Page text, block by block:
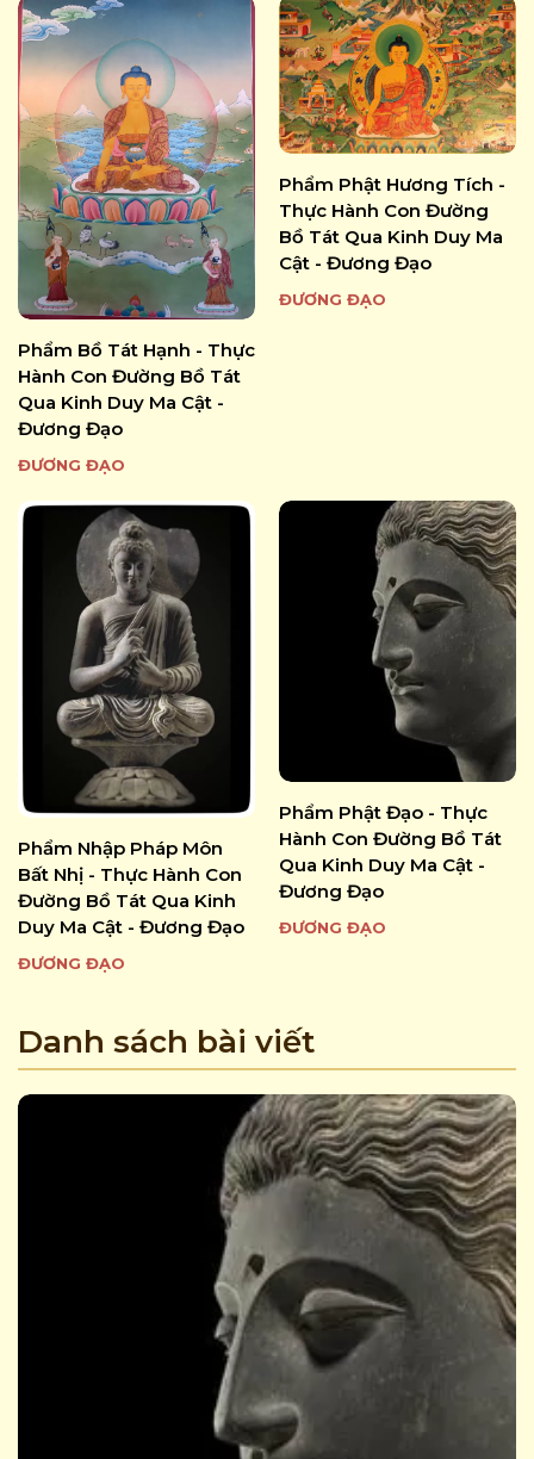
thấy được Pháp thân vô tướng của tất...
Phẩm Bồ Tát Hạnh - Thực
Hành Con Đường Bồ Tát
Qua Kinh Duy Ma Cật -
Đương Đạo
ĐƯƠNG ĐẠO
Phẩm Phật Hương Tích -
Thực Hành Con Đường
Bồ Tát Qua Kinh Duy Ma
Cật - Đương Đạo
ĐƯƠNG ĐẠO
Phẩm Nhập Pháp Môn
Bất Nhị - Thực Hành Con
Đường Bồ Tát Qua Kinh
Duy Ma Cật - Đương Đạo
ĐƯƠNG ĐẠO
Phẩm Phật Đạo - Thực
Hành Con Đường Bồ Tát
Qua Kinh Duy Ma Cật -
Đương Đạo
ĐƯƠNG ĐẠO
Danh sách bài viết